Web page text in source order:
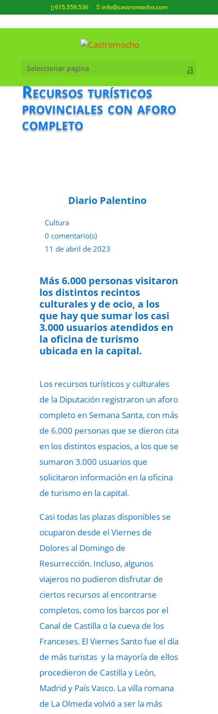
615.559.536 info@castromocho.com
Seleccionar página
Recursos turísticos
provinciales con aforo
completo
Diario Palentino
Cultura
0 comentario(s)
11 de abril de 2023
Más 6.000 personas visitaron
los distintos recintos
culturales y de ocio, a los
que hay que sumar los casi
3.000 usuarios atendidos en
la oficina de turismo
ubicada en la capital.
Los recursos turísticos y culturales
de la Diputación registraron un aforo
completo en Semana Santa, con más
de 6.000 personas que se dieron cita
en los distintos espacios, a los que se
sumaron 3.000 usuarios que
solicitaron información en la oficina
de turismo en la capital.
Casi todas las plazas disponibles se
ocuparon desde el Viernes de
Dolores al Domingo de
Resurrección. Incluso, algunos
viajeros no pudieron disfrutar de
ciertos recursos al encontrarse
completos, como los barcos por el
Canal de Castilla o la cueva de los
Franceses. El Viernes Santo fue el día
de más turistas y la mayoría de ellos
procedieron de Castilla y León,
Madrid y País Vasco. La villa romana
de La Olmeda volvió a ser la más